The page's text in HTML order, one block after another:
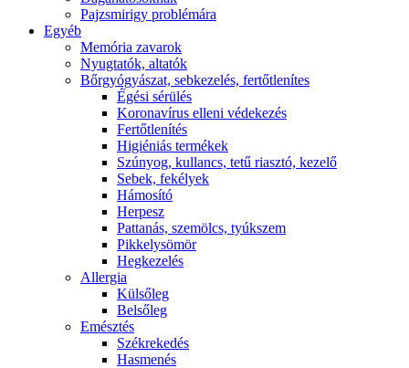
Pajzsmirigy problémára
Egyéb
Memória zavarok
Nyugtatók, altatók
Bőrgyógyászat, sebkezelés, fertőtlenítes
É́gési sérülés
Koronavírus elleni védekezés
Fertőtlenítés
Higiéniás termékek
Szúnyog, kullancs, tetű riasztó, kezelő
Sebek, fekélyek
Hámosító
Herpesz
Pattanás, szemölcs, tyúkszem
Pikkelysömör
Hegkezelés
Allergia
Külsőleg
Belsőleg
Emésztés
Székrekedés
Hasmenés